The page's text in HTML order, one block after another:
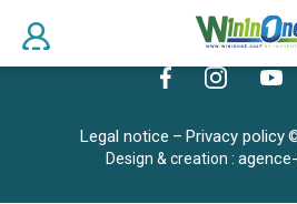
Legal notice – Privacy policy©
Design & creation :